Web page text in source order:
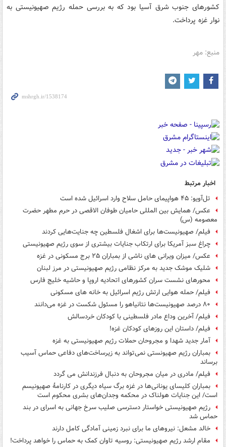
کشورهای جنوب شرق آسیا بود که به بررسی حمله رژیم صهیونیستی به
نوار غزه پرداخت.
منبع: مهر
اخبار مرتبط
تل‌آویو: ۴۵ هواپیمای حامل سلاح وارد اسرائیل شده است
عکس/ همایش بین المللی حامیان طوفان الاقصی در حرم مطهر حضرت
معصومه (س)
فیلم/ صهیونیست‌ها برای اشغال فلسطین چه جنایت‌هایی کردند
چراغ سبز آمریکا برای ارتکاب جنایات بیشتری از سوی رژیم صهیونیستی
عکس/ میزان ویرانی های ناشی از بمباران ۲۵ برج مسکونی در غزه
شلیک موشک جدید به مرکز نظامی رژیم صهیونیستی در مرز لبنان
محورهای نشست سران کشورهای اتحادیه اروپا و حاشیه خلیج فارس
فیلم/ حمله هوایی ارتش رژیم اسرائیل به خانه های مسکونی
۸۰ درصد صهیونیست‌ها نتانیاهو را مسئول شکست در غزه می‌دانند
فیلم/ آخرین وداع مادر فلسطینی با کودکان خردسالش
فیلم/ داستان این روزهای کودکان غزه!
آمار جدید شهدا و مجروحان حملات رژیم صهیونیستی به غزه
بمباران رژیم صهیونستی نمی‌تواند به زیرساخت‌های دفاعی حماس آسیب
برساند
فیلم/ مادری در میان مجروحان به دنبال فرزندانش می گردد
بمباران ⁧کلیسای یونانی‌ها⁩ در غزه برگ سیاه دیگری در کارنامۀ صهیونیسم
است/ این جنایات هولناک در محکمه وجدان‌های بشری محکوم است
رژیم صهیونیستی خواستار دسترسی صلیب سرخ جهانی به اسرای در بند
حماس شد
خالد مشعل: نیروهای ما برای نبرد زمینی آمادگی کامل دارند
مقام ارشد رژیم صهیونیستی: روسیه تاوان کمک به حماس را خواهد پرداخت!